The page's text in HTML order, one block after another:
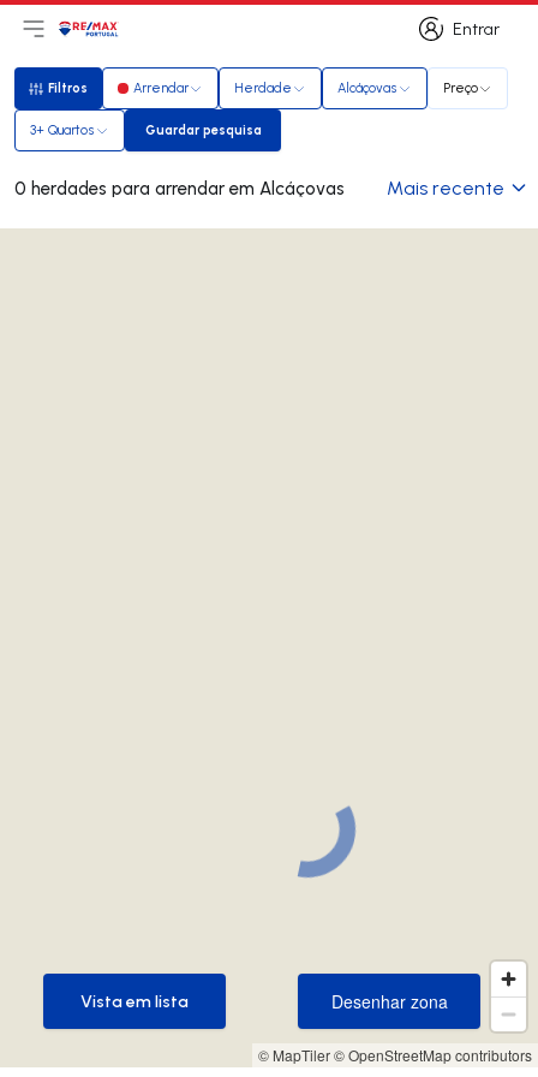
Entrar
Entrar
Abri menu principal
LogoIr para página inicial
Filtros
Filtros Arrendar Herdade Alcáçovas Preço
3+ Quartos Guardar pesquisa
Guardar pesquisa
0 herdades para arrendar em Alcáçovas Mais recente
© MapTiler© OpenStreetMap contributors
Desenhar zona
Desenhar zona
Vista em lista
Vista em lista